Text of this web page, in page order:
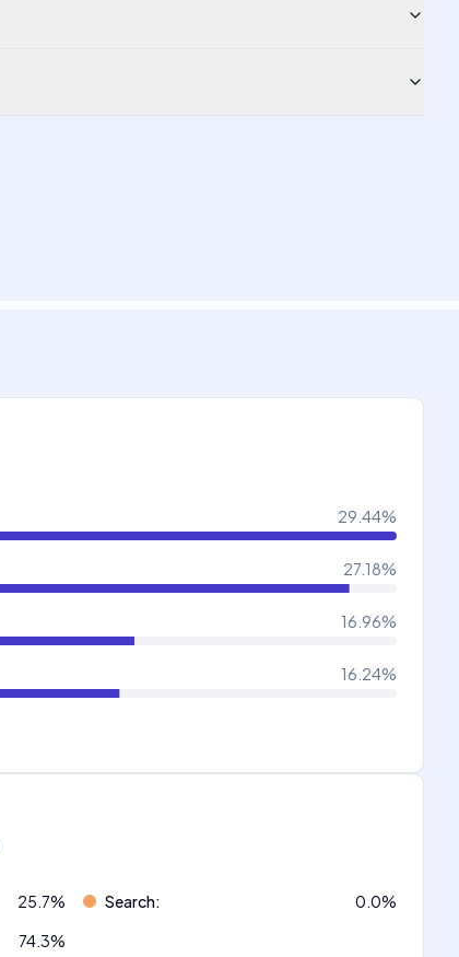
29.44%
27.18%
16.96%
16.24%
25.7% Search: 0.0%
74.3%